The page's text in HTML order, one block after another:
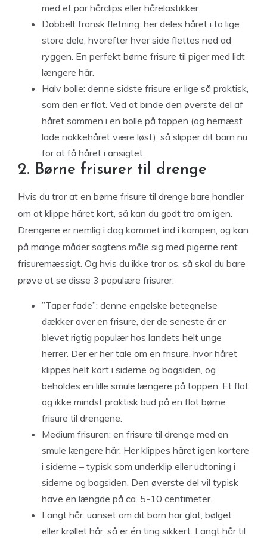
med et par hårclips eller hårelastikker.
Dobbelt fransk fletning: her deles håret i to lige
store dele, hvorefter hver side flettes ned ad
ryggen. En perfekt børne frisure til piger med lidt
længere hår.
Halv bolle: denne sidste frisure er lige så praktisk,
som den er flot. Ved at binde den øverste del af
håret sammen i en bolle på toppen (og hernæst
lade nakkehåret være løst), så slipper dit barn nu
for at få håret i ansigtet.
2. Børne frisurer til drenge
Hvis du tror at en børne frisure til drenge bare handler
om at klippe håret kort, så kan du godt tro om igen.
Drengene er nemlig i dag kommet ind i kampen, og kan
på mange måder sagtens måle sig med pigerne rent
frisuremæssigt. Og hvis du ikke tror os, så skal du bare
prøve at se disse 3 populære frisurer:
”Taper fade”: denne engelske betegnelse
dækker over en frisure, der de seneste år er
blevet rigtig populær hos landets helt unge
herrer. Der er her tale om en frisure, hvor håret
klippes helt kort i siderne og bagsiden, og
beholdes en lille smule længere på toppen. Et flot
og ikke mindst praktisk bud på en flot børne
frisure til drengene.
Medium frisuren: en frisure til drenge med en
smule længere hår. Her klippes håret igen kortere
i siderne – typisk som underklip eller udtoning i
siderne og bagsiden. Den øverste del vil typisk
have en længde på ca. 5-10 centimeter.
Langt hår: uanset om dit barn har glat, bølget
eller krøllet hår, så er én ting sikkert. Langt hår til